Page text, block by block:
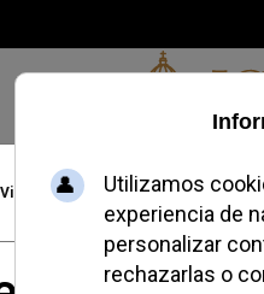
Identidad Credofobiómetro